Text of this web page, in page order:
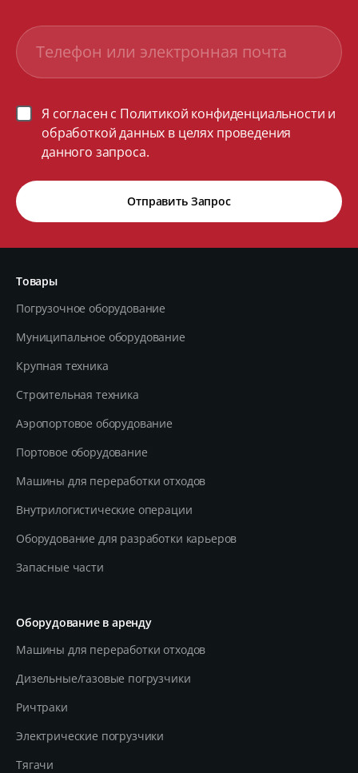
Я согласен с Политикой конфиденциальности и
обработкой данных в целях проведения
данного запроса.
Отправить Запрос
Товары
Погрузочное оборудование
Муниципальное оборудование
Крупная техника
Строительная техника
Aэропортовое оборудование
Портовое оборудование
Машины для переработки отходов
Внутрилогистические операции
Оборудование для разработки карьеров
Запасные части
Оборудование в аренду
Машины для переработки отходов
Дизельные/газовые погрузчики
Ричтраки
Электрические погрузчики
Тягачи